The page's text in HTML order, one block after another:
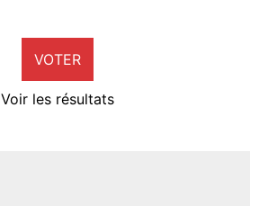
VOTER
Voir les résultats